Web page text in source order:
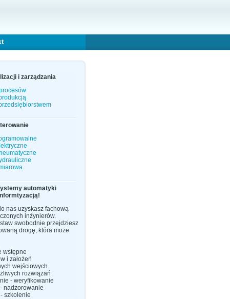
i zarządzania
automatyki
nas uzyskasz fachową
inżynierów.
swobodnie przejdziesz
drogę, która może
wstępne
i założeń
wejściowych
rozwiązań
- weryfikowanie
nadzorowanie
szkolenie